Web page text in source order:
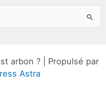
arbon ? | Propulsé par
Astra